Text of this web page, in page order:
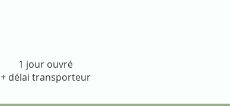
1 jour ouvré
+ délai transporteur